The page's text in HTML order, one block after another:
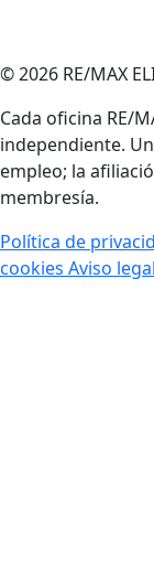
© 2026 RE/MAX
Cada oficina RE/
independiente.
empleo; la
membresía.
Política de
cookies Aviso legal